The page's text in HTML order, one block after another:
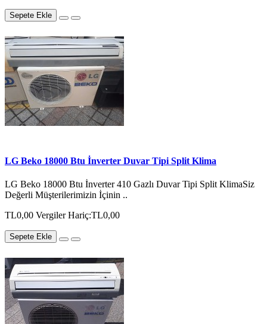
Sepete Ekle
LG Beko 18000 Btu İnverter Duvar Tipi Split Klima
LG Beko 18000 Btu İnverter 410 Gazlı Duvar Tipi Split KlimaSiz
Değerli Müşterilerimizin İçinin ..
TL0,00 Vergiler Hariç:TL0,00
Sepete Ekle